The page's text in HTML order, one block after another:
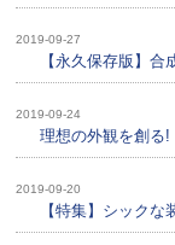
2019-09-27
【永久保存版】合
2019-09-24
理想の外観を創る!
2019-09-20
【特集】シックな